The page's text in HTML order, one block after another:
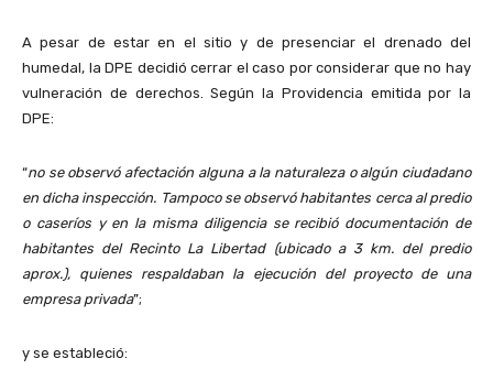
A pesar de estar en el sitio y de presenciar el drenado del
humedal, la DPE decidió cerrar el caso por considerar que no hay
vulneración de derechos. Según la Providencia emitida por la
DPE:
“no se observó afectación alguna a la naturaleza o algún ciudadano
en dicha inspección. Tampoco se observó habitantes cerca al predio
o caseríos y en la misma diligencia se recibió documentación de
habitantes del Recinto La Libertad (ubicado a 3 km. del predio
aprox.), quienes respaldaban la ejecución del proyecto de una
empresa privada”;
y se estableció: